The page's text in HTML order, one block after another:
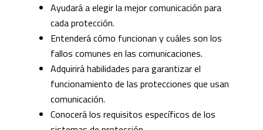
Ayudará a elegir la mejor comunicación para
cada protección.
Entenderá cómo funcionan y cuáles son los
fallos comunes en las comunicaciones.
Adquirirá habilidades para garantizar el
funcionamiento de las protecciones que usan
comunicación.
Conocerá los requisitos específicos de los